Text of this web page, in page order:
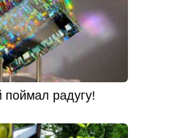
поймал радугу!